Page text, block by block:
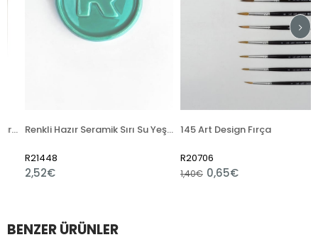
Renkli Hazır Seramik Sırı Su Yeşili 6135 (1050 °C)
R21448
2,52€
145 Art Design Fırça
R20706
0,65€
1,40€
BENZER ÜRÜNLER